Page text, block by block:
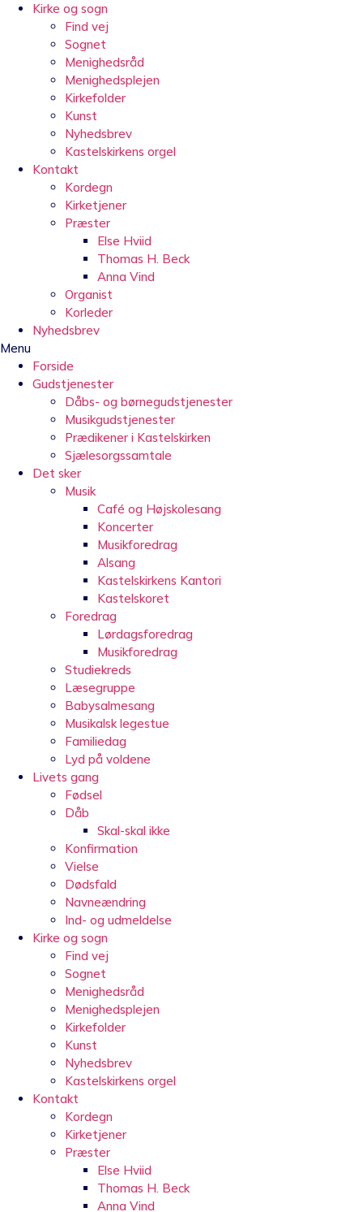
Kirke og sogn
Find vej
Sognet
Menighedsråd
Menighedsplejen
Kirkefolder
Kunst
Nyhedsbrev
Kastelskirkens orgel
Kontakt
Kordegn
Kirketjener
Præster
Else Hviid
Thomas H. Beck
Anna Vind
Organist
Korleder
Nyhedsbrev
Menu
Forside
Gudstjenester
Dåbs- og børnegudstjenester
Musikgudstjenester
Prædikener i Kastelskirken
Sjælesorgssamtale
Det sker
Musik
Café og Højskolesang
Koncerter
Musikforedrag
Alsang
Kastelskirkens Kantori
Kastelskoret
Foredrag
Lørdagsforedrag
Musikforedrag
Studiekreds
Læsegruppe
Babysalmesang
Musikalsk legestue
Familiedag
Lyd på voldene
Livets gang
Fødsel
Dåb
Skal-skal ikke
Konfirmation
Vielse
Dødsfald
Navneændring
Ind- og udmeldelse
Kirke og sogn
Find vej
Sognet
Menighedsråd
Menighedsplejen
Kirkefolder
Kunst
Nyhedsbrev
Kastelskirkens orgel
Kontakt
Kordegn
Kirketjener
Præster
Else Hviid
Thomas H. Beck
Anna Vind